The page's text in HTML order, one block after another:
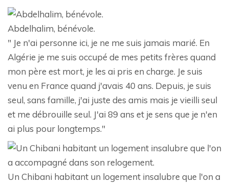
Abdelhalim, bénévole.
" Je n'ai personne ici, je ne me suis jamais marié. En
Algérie je me suis occupé de mes petits frères quand
mon père est mort, je les ai pris en charge. Je suis
venu en France quand j'avais 40 ans. Depuis, je suis
seul, sans famille, j'ai juste des amis mais je vieilli seul
et me débrouille seul. J'ai 89 ans et je sens que je n'en
ai plus pour longtemps."
Un Chibani habitant un logement insalubre que l'on a